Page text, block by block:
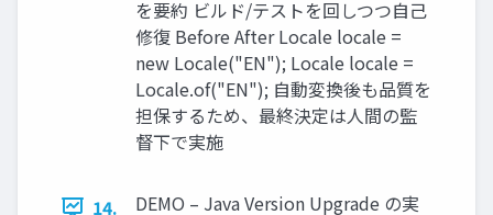
を要約 ビルド/テストを回しつつ⾃⼰
修復 Before After Locale locale =
new Locale("EN"); Locale locale =
Locale.of("EN"); ⾃動変換後も品質を
担保するため、最終決定は⼈間の監
督下で実施
14.
DEMO – Java Version Upgrade の実